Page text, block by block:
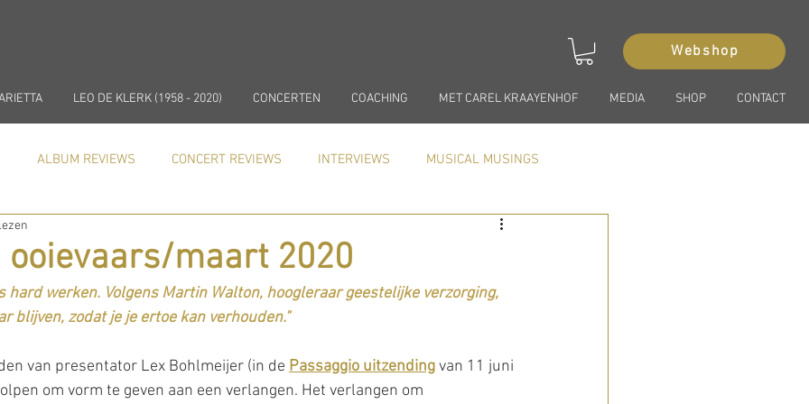
Webshop
LEO DE KLERK (1958 - 2020) CONCERTEN COACHING MET CAREL KRAAYENHOF MEDIA SHOP CONTACT
ALBUM REVIEWS CONCERT REVIEWS INTERVIEWS MUSICAL MUSINGS
In de media
ooievaars/maart 2020
hard werken. Volgens Martin Walton, hoogleraar geestelijke verzorging,
blijven, zodat je je ertoe kan verhouden."
van presentator Lex Bohlmeijer (in de Passaggio uitzending van 11 juni
om vorm te geven aan een verlangen. Het verlangen om